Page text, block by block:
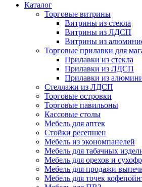
Каталог
Торговые витрины
Витрины из cтекла
Витрины из ЛДСП
Витрины из
Торговые прилавки для
Прилавки из стекла
Прилавки из ЛДСП
Прилавки из
Стеллажи из ЛДСП
Торговые островки
Торговые павильоны
Кассовые столы
Мебель для аптек
Стойки ресепшен
Мебель из экономпанелей
Мебель для табачных
Мебель для орехов и
Мебель для продажи
Мебель для точек